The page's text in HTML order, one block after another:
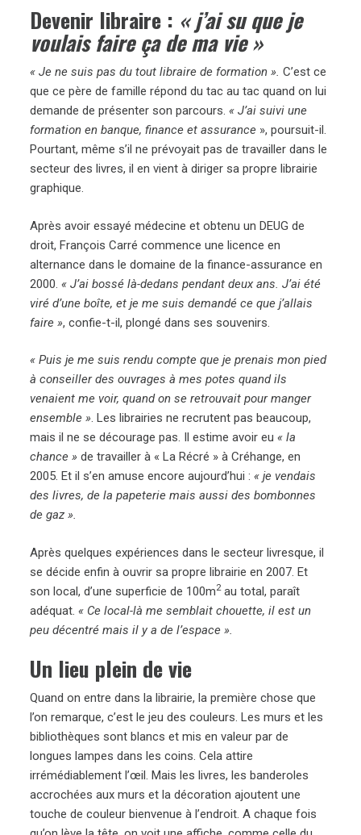
Devenir libraire : « j’ai su que je
voulais faire ça de ma vie »
« Je ne suis pas du tout libraire de formation ». C’est ce
que ce père de famille répond du tac au tac quand on lui
demande de présenter son parcours.« J’ai suivi une
formation en banque, finance et assurance », poursuit-il.
Pourtant, même s’il ne prévoyait pas de travailler dans le
secteur des livres, il en vient à diriger sa propre librairie
graphique.
Après avoir essayé médecine et obtenu un DEUG de
droit, François Carré commence une licence en
alternance dans le domaine de la finance-assurance en
2000.« J’ai bossé là-dedans pendant deux ans. J’ai été
viré d’une boîte, et je me suis demandé ce que j’allais
faire », confie-t-il, plongé dans ses souvenirs.
« Puis je me suis rendu compte que je prenais mon pied
à conseiller des ouvrages à mes potes quand ils
venaient me voir, quand on se retrouvait pour manger
ensemble ». Les librairies ne recrutent pas beaucoup,
mais il ne se décourage pas. Il estime avoir eu« la
chance » de travailler à « La Récré » à Créhange, en
2005. Et il s’en amuse encore aujourd’hui : « je vendais
des livres, de la papeterie mais aussi des bombonnes
de gaz ».
Après quelques expériences dans le secteur livresque, il
se décide enfin à ouvrir sa propre librairie en 2007. Et
son local, d’une superficie de 100m2au total, paraît
adéquat.« Ce local-là me semblait chouette, il est un
peu décentré mais il y a de l’espace ».
Un lieu plein de vie
Quand on entre dans la librairie, la première chose que
l’on remarque, c’est le jeu des couleurs. Les murs et les
bibliothèques sont blancs et mis en valeur par de
longues lampes dans les coins. Cela attire
irrémédiablement l’œil. Mais les livres, les banderoles
accrochées aux murs et la décoration ajoutent une
touche de couleur bienvenue à l’endroit. A chaque fois